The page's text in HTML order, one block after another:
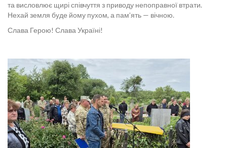
та висловлює щирі співчуття з приводу непоправної втрати.
Нехай земля буде йому пухом, а пам’ять — вічною.
Слава Герою! Слава Україні!